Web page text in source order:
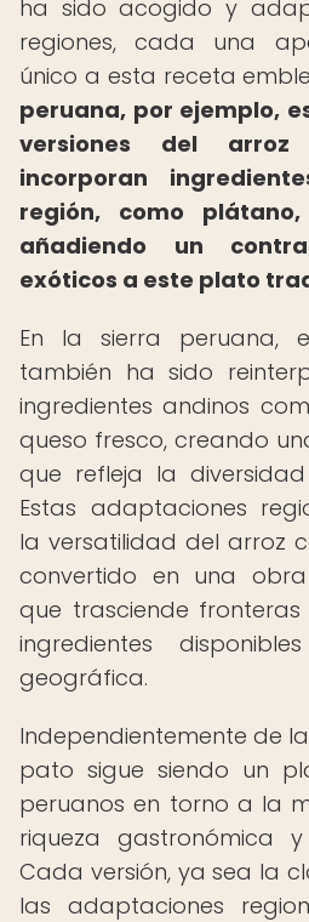
ha sido acogido y
regiones, cada una
único a esta receta
peruana, por ejemplo,
versiones del
incorporan
región, como
añadiendo un
exóticos a este plato
En la sierra peruana,
también ha sido
ingredientes andinos
queso fresco, creando
que refleja la
Estas adaptaciones
la versatilidad del arroz
convertido en una
que trasciende
ingredientes
geográfica.
Independientemente de
pato sigue siendo un
peruanos en torno a la
riqueza gastronómica
Cada versión, ya sea la
las adaptaciones